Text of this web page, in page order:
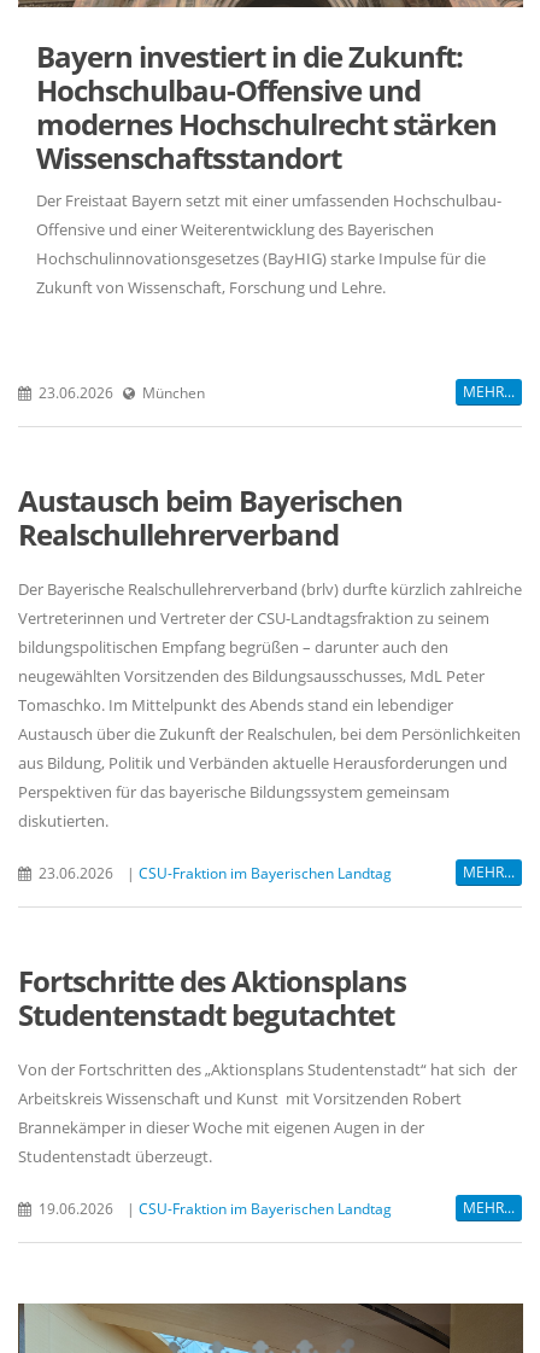
Bayern investiert in die Zukunft:
Hochschulbau-Offensive und
modernes Hochschulrecht stärken
Wissenschaftsstandort
Der Freistaat Bayern setzt mit einer umfassenden Hochschulbau-
Offensive und einer Weiterentwicklung des Bayerischen
Hochschulinnovationsgesetzes (BayHIG) starke Impulse für die
Zukunft von Wissenschaft, Forschung und Lehre.
23.06.2026 München MEHR...
Austausch beim Bayerischen
Realschullehrerverband
Der Bayerische Realschullehrerverband (brlv) durfte kürzlich zahlreiche
Vertreterinnen und Vertreter der CSU-Landtagsfraktion zu seinem
bildungspolitischen Empfang begrüßen – darunter auch den
neugewählten Vorsitzenden des Bildungsausschusses, MdL Peter
Tomaschko. Im Mittelpunkt des Abends stand ein lebendiger
Austausch über die Zukunft der Realschulen, bei dem Persönlichkeiten
aus Bildung, Politik und Verbänden aktuelle Herausforderungen und
Perspektiven für das bayerische Bildungssystem gemeinsam
diskutierten.
23.06.2026 | CSU-Fraktion im Bayerischen Landtag MEHR...
Fortschritte des Aktionsplans
Studentenstadt begutachtet
Von der Fortschritten des „Aktionsplans Studentenstadt“ hat sich der
Arbeitskreis Wissenschaft und Kunst mit Vorsitzenden Robert
Brannekämper in dieser Woche mit eigenen Augen in der
Studentenstadt überzeugt.
19.06.2026 | CSU-Fraktion im Bayerischen Landtag MEHR...